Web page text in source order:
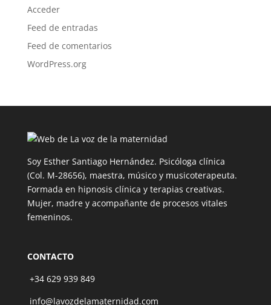
Acceder
Feed de entradas
Feed de comentarios
WordPress.org
Soy Esther Santiago Hernández. Psicóloga clínica
(Col. M-28656), maestra, músico y musicoterapeuta.
Formada en hipnosis clínica y terapias creativas.
Mujer, madre y acompañante de procesos vitales
femeninos.
CONTACTO
+34 629 939 849
info@lavozdelamaternidad.com